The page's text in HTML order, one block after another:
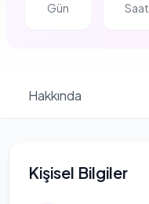
Gün Saat
Hakkında
Kişisel Bilgiler